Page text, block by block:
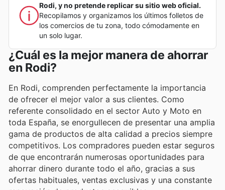
Rodi, y no pretende replicar su sitio web oficial.
Recopilamos y organizamos los últimos folletos de
los comercios de tu zona, todo cómodamente en
un solo lugar.
¿Cuál es la mejor manera de ahorrar
en Rodi?
En Rodi, comprenden perfectamente la importancia
de ofrecer el mejor valor a sus clientes. Como
referente consolidado en el sector Auto y Moto en
toda España, se enorgullecen de presentar una amplia
gama de productos de alta calidad a precios siempre
competitivos. Los compradores pueden estar seguros
de que encontrarán numerosas oportunidades para
ahorrar dinero durante todo el año, gracias a sus
ofertas habituales, ventas exclusivas y una constante